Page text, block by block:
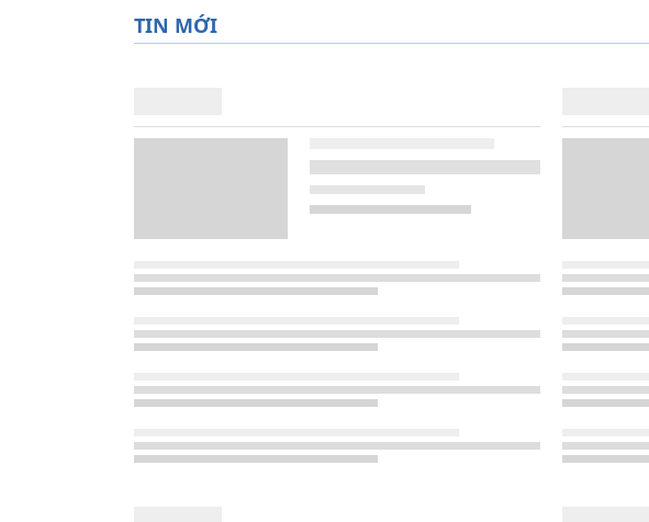
TIN MỚI